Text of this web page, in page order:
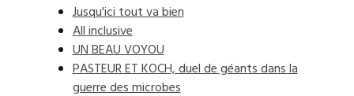
Jusqu'ici tout va bien
All inclusive
UN BEAU VOYOU
PASTEUR ET KOCH, duel de géants dans la
guerre des microbes